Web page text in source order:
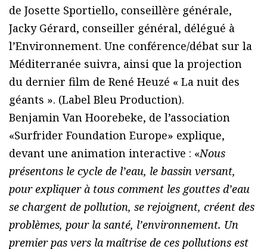
de Josette Sportiello, conseillère générale,
Jacky Gérard, conseiller général, délégué à
l’Environnement. Une conférence/débat sur la
Méditerranée suivra, ainsi que la projection
du dernier film de René Heuzé « La nuit des
géants ». (Label Bleu Production).
Benjamin Van Hoorebeke, de l’association
«Surfrider Foundation Europe» explique,
devant une animation interactive : «Nous
présentons le cycle de l’eau, le bassin versant,
pour expliquer à tous comment les gouttes d’eau
se chargent de pollution, se rejoignent, créent des
problèmes, pour la santé, l’environnement. Un
premier pas vers la maîtrise de ces pollutions est